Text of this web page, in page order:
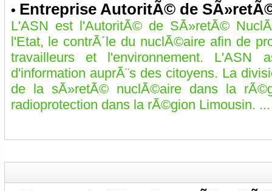
• Entreprise AutoritÃ© de
L'ASN est l'AutoritÃ© de SÃ»retÃ©
l'Etat, le contrÃ´le du nuclÃ©aire afin de
travailleurs et l'environnement. L'ASN
d'information auprÃ¨s des citoyens. La
de la sÃ»retÃ© nuclÃ©aire dans la
radioprotection dans la rÃ©gion Limousin. ...